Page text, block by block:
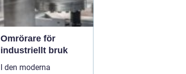
Omrörare för
industriellt bruk
I den moderna